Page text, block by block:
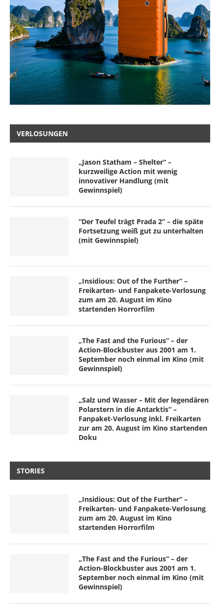
VERLOSUNGEN
„Jason Statham – Shelter“ –
kurzweilige Action mit wenig
innovativer Handlung (mit
Gewinnspiel)
“Der Teufel trägt Prada 2” – die späte
Fortsetzung weiß gut zu unterhalten
(mit Gewinnspiel)
„Insidious: Out of the Further“ –
Freikarten- und Fanpakete-Verlosung
zum am 20. August im Kino
startenden Horrorfilm
„The Fast and the Furious“ – der
Action-Blockbuster aus 2001 am 1.
September noch einmal im Kino (mit
Gewinnspiel)
„Salz und Wasser – Mit der legendären
Polarstern in die Antarktis“ –
Fanpaket-Verlosung inkl. Freikarten
zur am 20. August im Kino startenden
Doku
STORIES
„Insidious: Out of the Further“ –
Freikarten- und Fanpakete-Verlosung
zum am 20. August im Kino
startenden Horrorfilm
„The Fast and the Furious“ – der
Action-Blockbuster aus 2001 am 1.
September noch einmal im Kino (mit
Gewinnspiel)